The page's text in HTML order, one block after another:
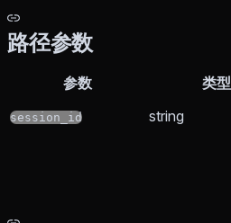
路径参数
参数 类型
session_id string